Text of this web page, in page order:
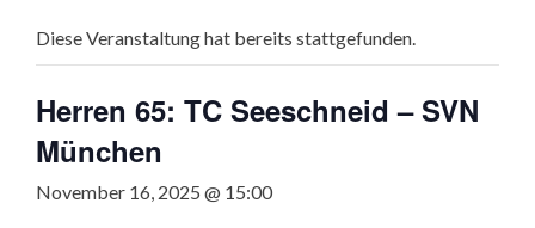
Diese Veranstaltung hat bereits stattgefunden.
Herren 65: TC Seeschneid – SVN
München
November 16, 2025 @ 15:00